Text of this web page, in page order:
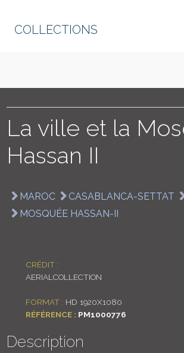
COLLECTIONS
La ville et la
Hassan II
MAROC CASABLANCA-SETTAT
MOSQUÉE HASSAN-II
CRÉDIT :
AERIALCOLLECTION
FORMAT : HD 1920X1080
RÉFÉRENCE : PM1000776
Description